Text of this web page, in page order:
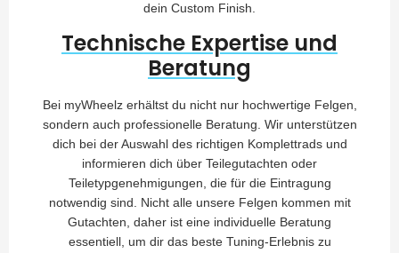
dein Custom Finish.
Technische Expertise und
Beratung
Bei myWheelz erhältst du nicht nur hochwertige Felgen,
sondern auch professionelle Beratung. Wir unterstützen
dich bei der Auswahl des richtigen Komplettrads und
informieren dich über Teilegutachten oder
Teiletypgenehmigungen, die für die Eintragung
notwendig sind. Nicht alle unsere Felgen kommen mit
Gutachten, daher ist eine individuelle Beratung
essentiell, um dir das beste Tuning-Erlebnis zu